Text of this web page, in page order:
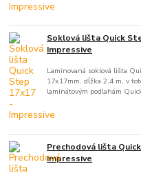
Soklová lišta Quick
Impressive
Laminovaná soklová lišta
17x17mm, dĺžka 2,4 m, v
laminátovým podlahám
Prechodová lišta
Impressive